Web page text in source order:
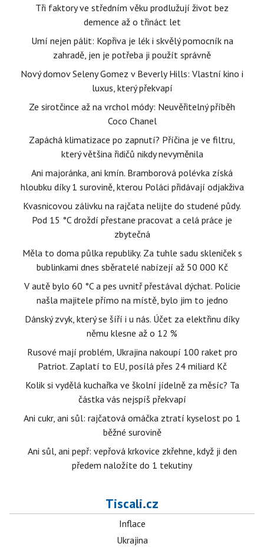
Tři faktory ve středním věku prodlužují život bez
demence až o třináct let
Umí nejen pálit: Kopřiva je lék i skvělý pomocník na
zahradě, jen je potřeba ji použít správně
Nový domov Seleny Gomez v Beverly Hills: Vlastní kino i
luxus, který překvapí
Ze sirotčince až na vrchol módy: Neuvěřitelný příběh
Coco Chanel
Zapáchá klimatizace po zapnutí? Příčina je ve filtru,
který většina řidičů nikdy nevyměnila
Ani majoránka, ani kmín. Bramborová polévka získá
hloubku díky 1 surovině, kterou Poláci přidávají odjakživa
Kvasnicovou zálivku na rajčata nelijte do studené půdy.
Pod 15 °C droždí přestane pracovat a celá práce je
zbytečná
Měla to doma půlka republiky. Za tuhle sadu skleniček s
bublinkami dnes sběratelé nabízejí až 50 000 Kč
V autě bylo 60 °C a pes uvnitř přestával dýchat. Policie
našla majitele přímo na místě, bylo jim to jedno
Dánský zvyk, který se šíří i u nás. Účet za elektřinu díky
němu klesne až o 12 %
Rusové mají problém, Ukrajina nakoupí 100 raket pro
Patriot. Zaplatí to EU, posílá přes 24 miliard Kč
Kolik si vydělá kuchařka ve školní jídelně za měsíc? Ta
částka vás nejspíš překvapí
Ani cukr, ani sůl: rajčatová omáčka ztratí kyselost po 1
běžné surovině
Ani sůl, ani pepř: vepřová krkovice zkřehne, když ji den
předem naložíte do 1 tekutiny
Tiscali.cz
Inflace
Ukrajina